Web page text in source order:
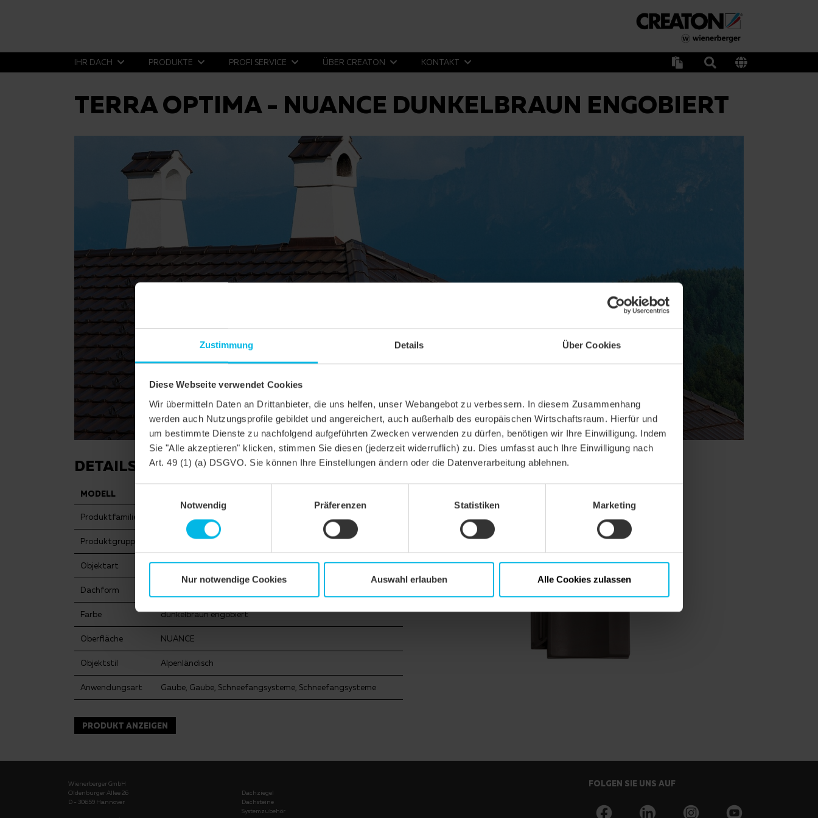
Zustimmung Details Über Cookies
Diese Webseite verwendet Cookies
Wir übermitteln Daten an Drittanbieter, die uns helfen, unser Webangebot zu verbessern. In diesem Zusammenhang
werden auch Nutzungsprofile gebildet und angereichert, auch außerhalb des europäischen Wirtschaftsraum. Hierfür und
um bestimmte Dienste zu nachfolgend aufgeführten Zwecken verwenden zu dürfen, benötigen wir Ihre Einwilligung. Indem
Sie "Alle akzeptieren" klicken, stimmen Sie diesen (jederzeit widerruflich) zu. Dies umfasst auch Ihre Einwilligung nach
Art. 49 (1) (a) DSGVO. Sie können Ihre Einstellungen ändern oder die Datenverarbeitung ablehnen.
Notwendig
Präferenzen Statistiken Marketing
Nur notwendige Cookies Auswahl erlauben Alle Cookies zulassen
IHR DACH PRODUKTE PROFI SERVICE ÜBER CREATON KONTAKT
TERRA OPTIMA - NUANCE DUNKELBRAUN ENGOBIERT
DETAILS
MODELL
Produktfamilie
Produktgruppe Dachziegel
Objektart Einfamilienhaus
Dachform
Farbe dunkelbraun engobiert
Oberfläche NUANCE
Objektstil Alpenländisch
Anwendungsart Gaube, Gaube, Schneefangsysteme, Schneefangsysteme
PRODUKT ANZEIGEN
Wienerberger GmbH
Oldenburger Allee 26
D - 30659 Hannover
Dachziegel
Dachsteine
Systemzubehör
FOLGEN SIE UNS AUF